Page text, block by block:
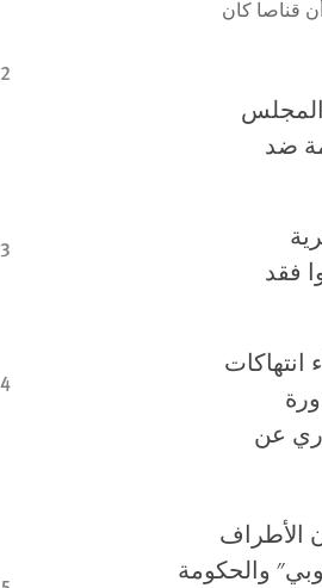
قناصا كان
ضد
فقد
عن
الأطراف
والحكومة